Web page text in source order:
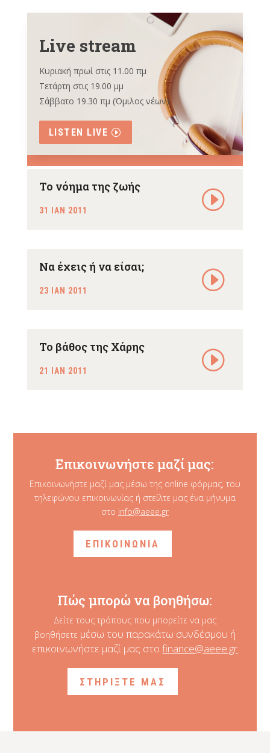
Live stream
Κυριακή πρωί στις 11.00 πμ
Τετάρτη στις 19.00 μμ
Σάββατο 19.30 πμ (Όμιλος νέων)
LISTEN LIVE
Το νόημα της ζωής
31 ΙΑΝ 2011
Nα έχεις ή να είσαι;
23 ΙΑΝ 2011
Το βάθος της Χάρης
21 ΙΑΝ 2011
Επικοινωνήστε μαζί μας:
Επικοινωνήστε μαζί μας μέσω της online φόρμας, του
τηλεφώνου επικοινωνίας ή στείλτε μας ένα μήνυμα
στο info@aeee.gr
ΕΠΙΚΟΙΝΩΝΙΑ
Πώς μπορώ να βοηθήσω:
Δείτε τους τρόπους που μπορείτε να μας
βοηθήσετε μέσω του παρακάτω συνδέσμου ή
επικοινωνήστε μαζί μας στοfinance@aeee.gr
ΣΤΗΡΙΞΤΕ ΜΑΣ